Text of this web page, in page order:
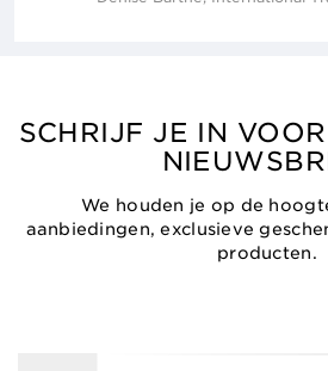
SCHRIJF JE IN
We houden je op de
aanbiedingen, exclusieve
producten.